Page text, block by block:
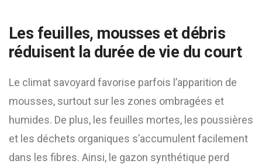
Les feuilles, mousses et débris
réduisent la durée de vie du court
Le climat savoyard favorise parfois l’apparition de
mousses, surtout sur les zones ombragées et
humides. De plus, les feuilles mortes, les poussières
et les déchets organiques s’accumulent facilement
dans les fibres. Ainsi, le gazon synthétique perd